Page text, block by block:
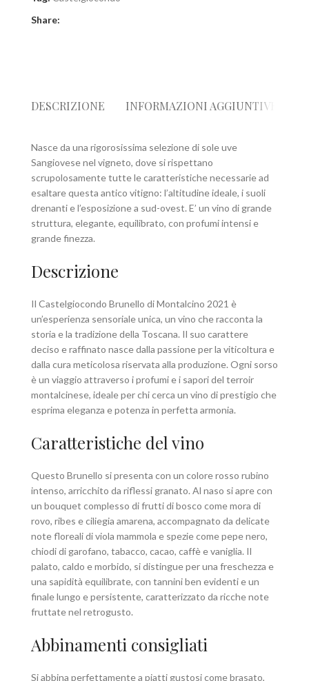
Share:
DESCRIZIONE INFORMAZIONI AGGIUNTIVE
Nasce da una rigorosissima selezione di sole uve
Sangiovese nel vigneto, dove si rispettano
scrupolosamente tutte le caratteristiche necessarie ad
esaltare questa antico vitigno: l’altitudine ideale, i suoli
drenanti e l’esposizione a sud-ovest. E’ un vino di grande
struttura, elegante, equilibrato, con profumi intensi e
grande finezza.
Descrizione
Il Castelgiocondo Brunello di Montalcino 2021 è
un’esperienza sensoriale unica, un vino che racconta la
storia e la tradizione della Toscana. Il suo carattere
deciso e raffinato nasce dalla passione per la viticoltura e
dalla cura meticolosa riservata alla produzione. Ogni sorso
è un viaggio attraverso i profumi e i sapori del terroir
montalcinese, ideale per chi cerca un vino di prestigio che
esprima eleganza e potenza in perfetta armonia.
Caratteristiche del vino
Questo Brunello si presenta con un colore rosso rubino
intenso, arricchito da riflessi granato. Al naso si apre con
un bouquet complesso di frutti di bosco come mora di
rovo, ribes e ciliegia amarena, accompagnato da delicate
note floreali di viola mammola e spezie come pepe nero,
chiodi di garofano, tabacco, cacao, caffè e vaniglia. Il
palato, caldo e morbido, si distingue per una freschezza e
una sapidità equilibrate, con tannini ben evidenti e un
finale lungo e persistente, caratterizzato da ricche note
fruttate nel retrogusto.
Abbinamenti consigliati
Si abbina perfettamente a piatti gustosi come brasato,